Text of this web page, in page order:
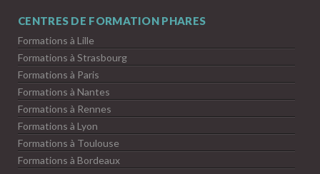
CENTRES DE FORMATION PHARES
Formations à Lille
Formations à Strasbourg
Formations à Paris
Formations à Nantes
Formations à Rennes
Formations à Lyon
Formations à Toulouse
Formations à Bordeaux